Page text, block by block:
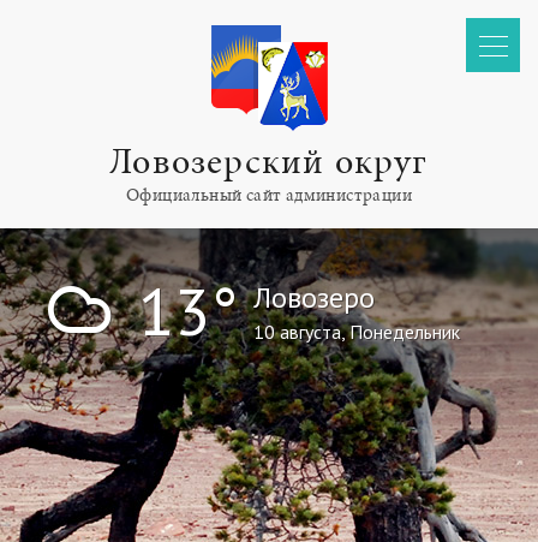
Ловозерский округ
Официальный сайт администрации
! 13° Ловозеро
10 августа, Понедельник